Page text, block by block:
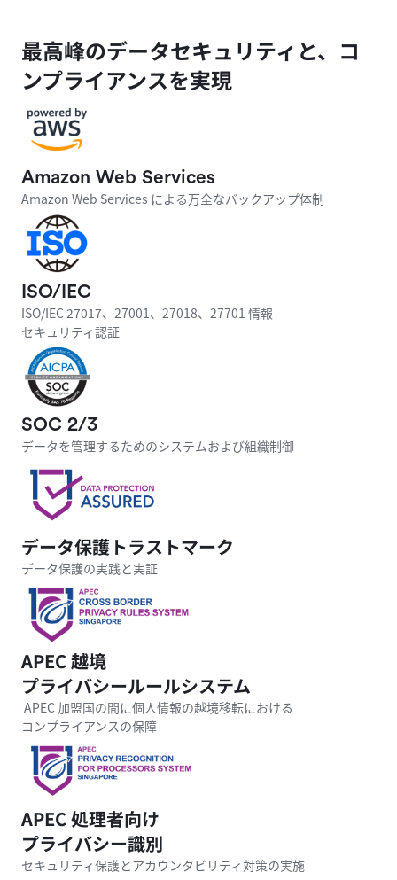
Amazon Web Services
Amazon Web Services による万全なバックアップ体制
ISO/IEC
ISO/IEC 27017、27001、27018、27701 情報
セキュリティ認証
SOC 2/3
データを管理するためのシステムおよび組織制御
データ保護トラストマーク
データ保護の実践と実証
APEC 越境
プライバシールールシステム
コンプライアンスの保障
APEC 処理者向け
プライバシー識別
セキュリティ保護とアカウンタビリティ対策の実施
最高峰のデータセキュリティと、コ
ンプライアンスを実現